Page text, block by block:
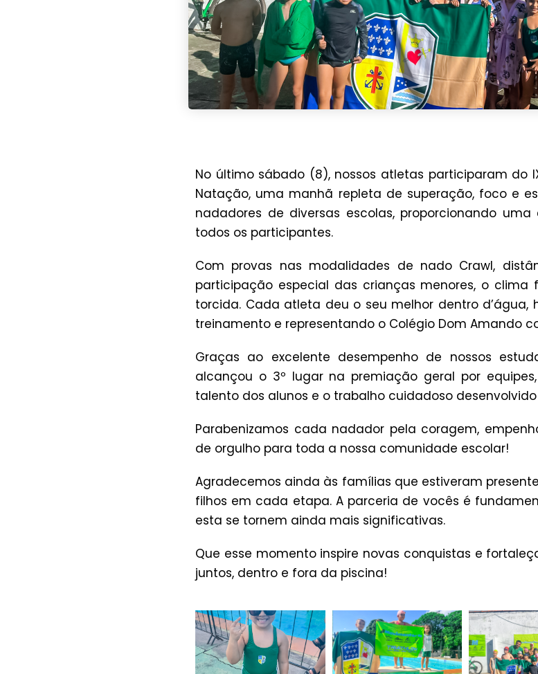
No último sábado (8), nossos atletas participaram do
Natação, uma manhã repleta de superação, foco e
nadadores de diversas escolas, proporcionando
todos os participantes.
Com provas nas modalidades de nado Crawl,
participação especial das crianças menores, o
torcida. Cada atleta deu o seu melhor dentro d’água,
treinamento e representando o Colégio Dom Amando
Graças ao excelente desempenho de nossos
alcançou o 3º lugar na premiação geral por
talento dos alunos e o trabalho cuidadoso
Parabenizamos cada nadador pela coragem,
de orgulho para toda a nossa comunidade escolar!
Agradecemos ainda às famílias que estiveram
filhos em cada etapa. A parceria de vocês é
esta se tornem ainda mais significativas.
Que esse momento inspire novas conquistas e
juntos, dentro e fora da piscina!